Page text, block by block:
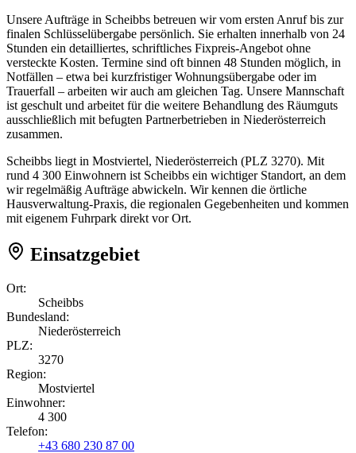
Unsere Aufträge in Scheibbs betreuen wir vom ersten Anruf bis zur
finalen Schlüsselübergabe persönlich. Sie erhalten innerhalb von 24
Stunden ein detailliertes, schriftliches Fixpreis-Angebot ohne
versteckte Kosten. Termine sind oft binnen 48 Stunden möglich, in
Notfällen – etwa bei kurzfristiger Wohnungsübergabe oder im
Trauerfall – arbeiten wir auch am gleichen Tag. Unsere Mannschaft
ist geschult und arbeitet für die weitere Behandlung des Räumguts
ausschließlich mit befugten Partnerbetrieben in Niederösterreich
zusammen.
Scheibbs liegt in Mostviertel, Niederösterreich (PLZ 3270). Mit
rund 4 300 Einwohnern ist Scheibbs ein wichtiger Standort, an dem
wir regelmäßig Aufträge abwickeln. Wir kennen die örtliche
Hausverwaltung-Praxis, die regionalen Gegebenheiten und kommen
mit eigenem Fuhrpark direkt vor Ort.
Einsatzgebiet
Ort:
Scheibbs
Bundesland:
Niederösterreich
PLZ:
3270
Region:
Mostviertel
Einwohner:
4 300
Telefon:
+43 680 230 87 00